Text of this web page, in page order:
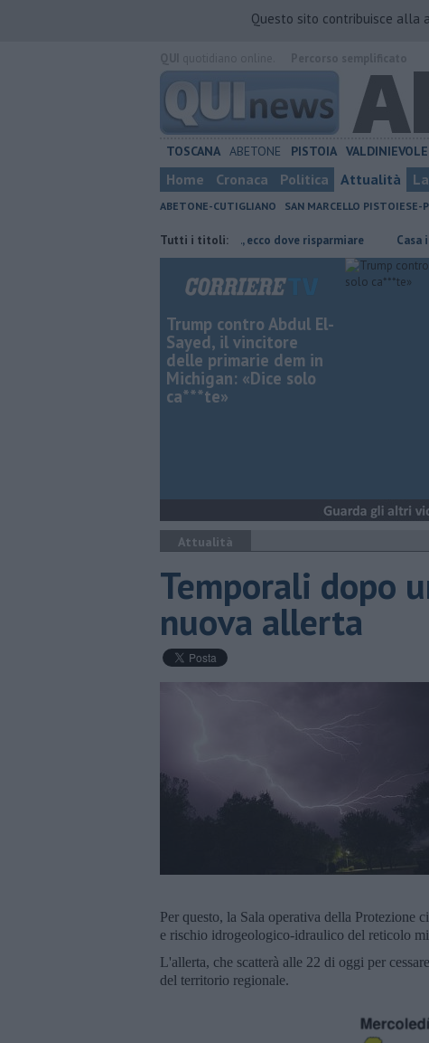
Questo sito contribuisce alla
TOSCANA ABETONE PISTOIA VALDINIEVOLE
Home Cronaca Politica Attualità
ABETONE-CUTIGLIANO SAN MARCELLO PISTOIESE-
Tutti i titoli:
​Benzina, gasolio, gpl, ecco dove risparmiare Casa in
Trump contro Abdul El-
Sayed, il vincitore
delle primarie dem in
Michigan: «Dice solo
ca***te»
Attualità
Temporali dopo
nuova allerta
Per questo, la Sala operativa della Protezione
e rischio idrogeologico-idraulico del reticolo
L'allerta, che scatterà alle 22 di oggi per
del territorio regionale.